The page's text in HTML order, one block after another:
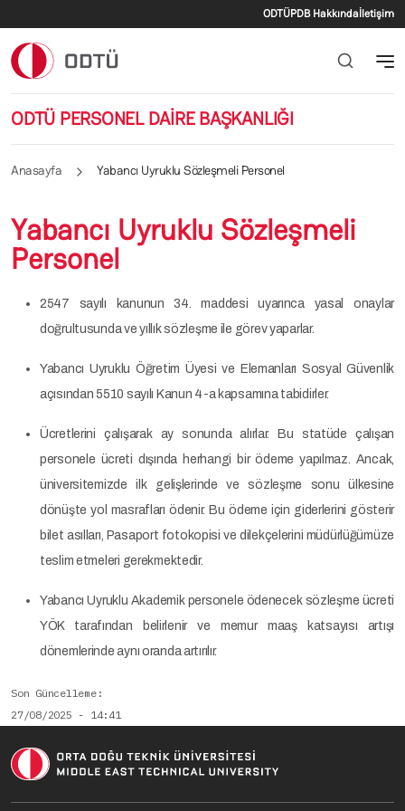
İkincil menü
ODTÜPDB Hakkındaİletişim
ODTÜ PERSONEL DAİRE BAŞKANLIĞI
Anasayfa Yabancı Uyruklu Sözleşmeli Personel
Yabancı Uyruklu Sözleşmeli
Personel
2547 sayılı kanunun 34. maddesi uyarınca yasal onaylar
doğrultusunda ve yıllık sözleşme ile görev yaparlar.
Yabancı Uyruklu Öğretim Üyesi ve Elemanları Sosyal Güvenlik
açısından 5510 sayılı Kanun 4-a kapsamına tabidirler.
Ücretlerini çalışarak ay sonunda alırlar. Bu statüde çalışan
personele ücreti dışında herhangi bir ödeme yapılmaz. Ancak,
üniversitemizde ilk gelişlerinde ve sözleşme sonu ülkesine
dönüşte yol masrafları ödenir. Bu ödeme için giderlerini gösterir
bilet asılları, Pasaport fotokopisi ve dilekçelerini müdürlüğümüze
teslim etmeleri gerekmektedir.
Yabancı Uyruklu Akademik personele ödenecek sözleşme ücreti
YÖK tarafından belirlenir ve memur maaş katsayısı artışı
dönemlerinde aynı oranda artırılır.
Son Güncelleme
27/08/2025 - 14:41